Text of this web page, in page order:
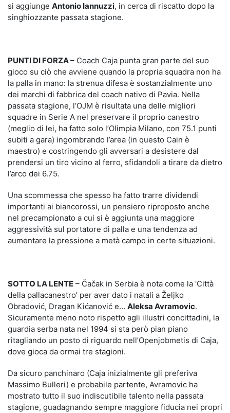
si aggiunge Antonio Iannuzzi, in cerca di riscatto dopo la
singhiozzante passata stagione.
PUNTI DI FORZA – Coach Caja punta gran parte del suo
gioco su ciò che avviene quando la propria squadra non ha
la palla in mano: la strenua difesa è sostanzialmente uno
dei marchi di fabbrica del coach nativo di Pavia. Nella
passata stagione, l’OJM è risultata una delle migliori
squadre in Serie A nel preservare il proprio canestro
(meglio di lei, ha fatto solo l’Olimpia Milano, con 75.1 punti
subiti a gara) ingombrando l’area (in questo Cain è
maestro) e costringendo gli avversari a desistere dal
prendersi un tiro vicino al ferro, sfidandoli a tirare da dietro
l’arco dei 6.75.
Una scommessa che spesso ha fatto trarre dividendi
importanti ai biancorossi, un pensiero riproposto anche
nel precampionato a cui si è aggiunta una maggiore
aggressività sul portatore di palla e una tendenza ad
aumentare la pressione a metà campo in certe situazioni.
SOTTO LA LENTE – Čačak in Serbia è nota come la ‘Città
della pallacanestro’ per aver dato i natali a Željko
Obradović, Dragan Kićanović e… Aleksa Avramovic.
Sicuramente meno noto rispetto agli illustri concittadini, la
guardia serba nata nel 1994 si sta però pian piano
ritagliando un posto di riguardo nell’Openjobmetis di Caja,
dove gioca da ormai tre stagioni.
Da sicuro panchinaro (Caja inizialmente gli preferiva
Massimo Bulleri) e probabile partente, Avramovic ha
mostrato tutto il suo indiscutibile talento nella passata
stagione, guadagnando sempre maggiore fiducia nei propri